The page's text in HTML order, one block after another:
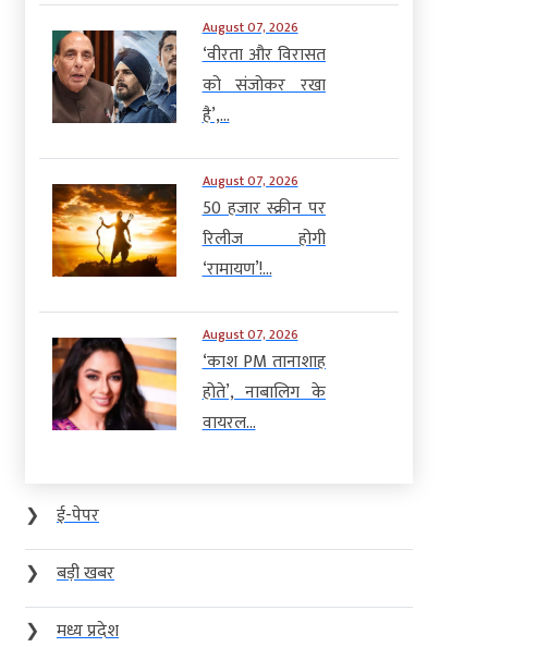
August 07, 2026
‘वीरता और विरासत
को संजोकर रखा
है’,...
August 07, 2026
50 हजार स्क्रीन पर
रिलीज होगी
‘रामायण’!...
August 07, 2026
‘काश PM तानाशाह
होते’, नाबालिग के
वायरल...
❯
ई-पेपर
❯
बड़ी खबर
❯
मध्य प्रदेश